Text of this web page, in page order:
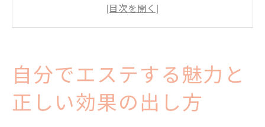
セルフエステの通い放題を活用した続けや
すさの秘訣
エステのプロ知識を自宅ケアに生かすポイ
自分でエステする魅力と
正しい効果の出し方